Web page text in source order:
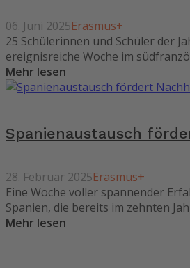
06. Juni 2025Erasmus+
25 Schülerinnen und Schüler der
ereignisreiche Woche im
Mehr lesen
Spanienaustausch
28. Februar 2025Erasmus+
Eine Woche voller spannender
Spanien, die bereits im zehnten
Mehr lesen